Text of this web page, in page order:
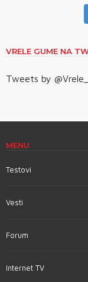
VRELE GUME NA
Tweets by
MENU
Testovi
Vesti
Forum
Internet TV